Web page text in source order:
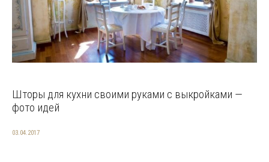
Шторы для кухни своими руками с выкройками —
фото идей
03.04.2017